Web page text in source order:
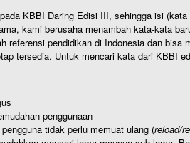
KBBI Daring Edisi III, sehingga isi
kami berusaha menambah kata-kata
referensi pendidikan di Indonesia dan
tersedia. Untuk mencari kata dari KBBI
penggunaan
tidak perlu memuat ulang (reload/